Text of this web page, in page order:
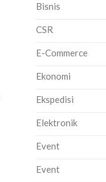
Bisnis
CSR
E-Commerce
Ekonomi
Ekspedisi
Elektronik
Event
Event